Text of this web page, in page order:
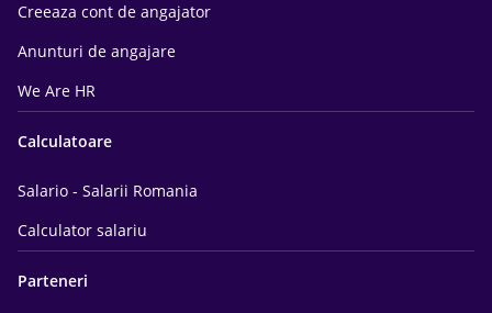
Creeaza cont de angajator
Anunturi de angajare
We Are HR
Calculatoare
Salario - Salarii Romania
Calculator salariu
Parteneri